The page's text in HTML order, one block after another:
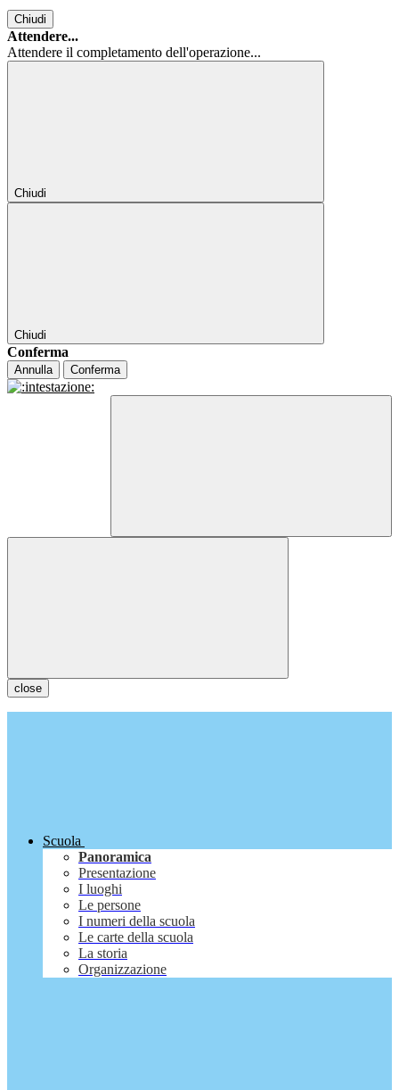
Chiudi
Attendere...
Attendere il completamento dell'operazione...
Chiudi
Chiudi
Conferma
Annulla Conferma
close
Scuola
Panoramica
Presentazione
I luoghi
Le persone
I numeri della scuola
Le carte della scuola
La storia
Organizzazione